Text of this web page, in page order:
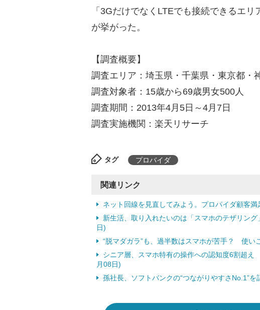
「3GだけでなくLTEでも接続できるエ
が挙がった。
【調査概要】
調査エリア：埼玉県・千葉県・東京都・
調査対象者：15歳から69歳男女500人
調査期間：2013年4月5日～4月7日
調査実施機関：楽天リサーチ
タグ プロバイダ
関連リンク
ネット回線を見直してみよう。プロパイダ顧客満
新生活、取り入れたいのは「スマホのテザリン
日)
“脱マダガラ”も、過半数はスマホが苦手？ 使い
シニア層、スマホ特有の操作への認知度6割超
月08日)
孫社長、ソフトバンクの“つながりやすさNo.1”を